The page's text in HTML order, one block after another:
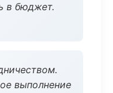
в бюджет.
выполнение